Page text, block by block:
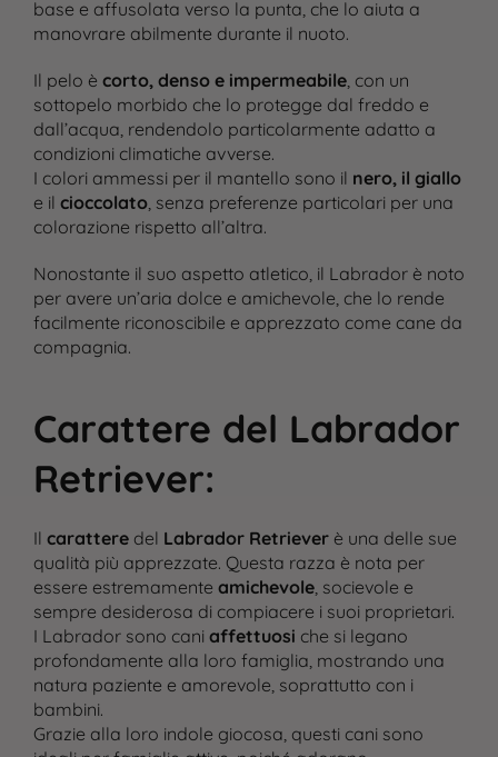
base e affusolata verso la punta, che lo aiuta a
manovrare abilmente durante il nuoto.
Il pelo è corto, denso e impermeabile, con un
sottopelo morbido che lo protegge dal freddo e
dall’acqua, rendendolo particolarmente adatto a
condizioni climatiche avverse.
I colori ammessi per il mantello sono il nero, il giallo
e il cioccolato, senza preferenze particolari per una
colorazione rispetto all’altra​.
Nonostante il suo aspetto atletico, il Labrador è noto
per avere un’aria dolce e amichevole, che lo rende
facilmente riconoscibile e apprezzato come cane da
compagnia.
Carattere del Labrador
Retriever:
Il caratteredel Labrador Retrieverè una delle sue
qualità più apprezzate. Questa razza è nota per
essere estremamente amichevole, socievole e
sempre desiderosa di compiacere i suoi proprietari.
I Labrador sono cani affettuosi che si legano
profondamente alla loro famiglia, mostrando una
natura paziente e amorevole, soprattutto con i
bambini.
Grazie alla loro indole giocosa, questi cani sono